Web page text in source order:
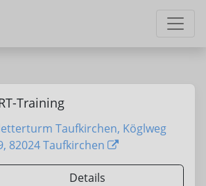
Training
Taufkirchen, Köglweg
82024 Taufkirchen
Details